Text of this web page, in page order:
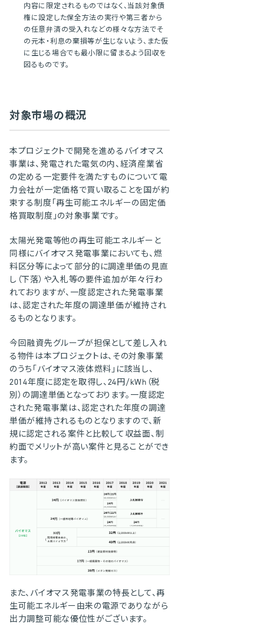
内容に限定されるものではなく、当該対象債
権に設定した保全方法の実行や第三者から
の任意弁済の受入れなどの様々な方法でそ
の元本・利息の棄損等が生じないよう、また仮
に生じる場合でも最小限に留まるよう回収を
図るものです。
対象市場の概況
本プロジェクトで開発を進めるバイオマス
事業は、発電された電気の内、経済産業省
の定める一定要件を満たすものについて電
力会社が一定価格で買い取ることを国が約
束する制度「再生可能エネルギーの固定価
格買取制度」の対象事業です。
太陽光発電等他の再生可能エネルギーと
同様にバイオマス発電事業においても、燃
料区分等によって部分的に調達単価の見直
し（下落）や入札等の要件追加が年々行わ
れておりますが、一度認定された発電事業
は、認定された年度の調達単価が維持され
るものとなります。
今回融資先グループが担保として差し入れ
る物件は本プロジェクトは、その対象事業
のうち「バイオマス液体燃料」に該当し、
2014年度に認定を取得し、24円/kWh（税
別）の調達単価となっております。一度認定
された発電事業は、認定された年度の調達
単価が維持されるものとなりますので、新
規に認定される案件と比較して収益面、制
約面でメリットが高い案件と見ることができ
ます。
また、バイオマス発電事業の特長として、再
生可能エネルギー由来の電源でありながら
出力調整可能な優位性がございます。